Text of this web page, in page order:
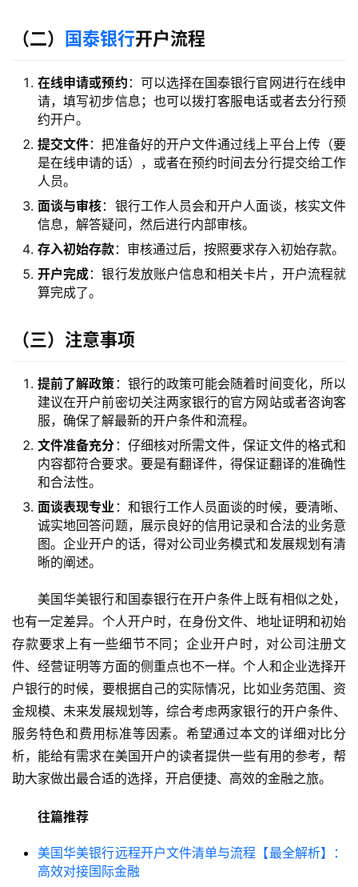
（二） 国泰银行开户流程
在线申请或预约 ：可以选择在国泰银行官网进行在线申
请，填写初步信息；也可以拨打客服电话或者去分行预
约开户。
提交文件：把准备好的开户文件通过线上平台上传（要
是在线申请的话），或者在预约时间去分行提交给工作
人员。
面谈与审核：银行工作人员会和开户人面谈，核实文件
信息，解答疑问，然后进行内部审核。
存入初始存款：审核通过后，按照要求存入初始存款。
开户完成：银行发放账户信息和相关卡片，开户流程就
算完成了。
（三）注意事项
提前了解政策 ：银行的政策可能会随着时间变化，所以
建议在开户前密切关注两家银行的官方网站或者咨询客
服，确保了解最新的开户条件和流程。
文件准备充分 ：仔细核对所需文件，保证文件的格式和
内容都符合要求。要是有翻译件，得保证翻译的准确性
和合法性。
面谈表现专业 ：和银行工作人员面谈的时候，要清晰、
诚实地回答问题，展示良好的信用记录和合法的业务意
图。企业开户的话，得对公司业务模式和发展规划有清
晰的阐述。
美国华美银行和国泰银行在开户条件上既有相似之处，
也有一定差异。个人开户时，在身份文件、地址证明和初始
存款要求上有一些细节不同；企业开户时，对公司注册文
件、经营证明等方面的侧重点也不一样。个人和企业选择开
户银行的时候，要根据自己的实际情况，比如业务范围、资
金规模、未来发展规划等，综合考虑两家银行的开户条件、
服务特色和费用标准等因素。希望通过本文的详细对比分
析，能给有需求在美国开户的读者提供一些有用的参考，帮
助大家做出最合适的选择，开启便捷、高效的金融之旅。
往篇推荐
美国华美银行远程开户文件清单与流程【最全解析】：
高效对接国际金融